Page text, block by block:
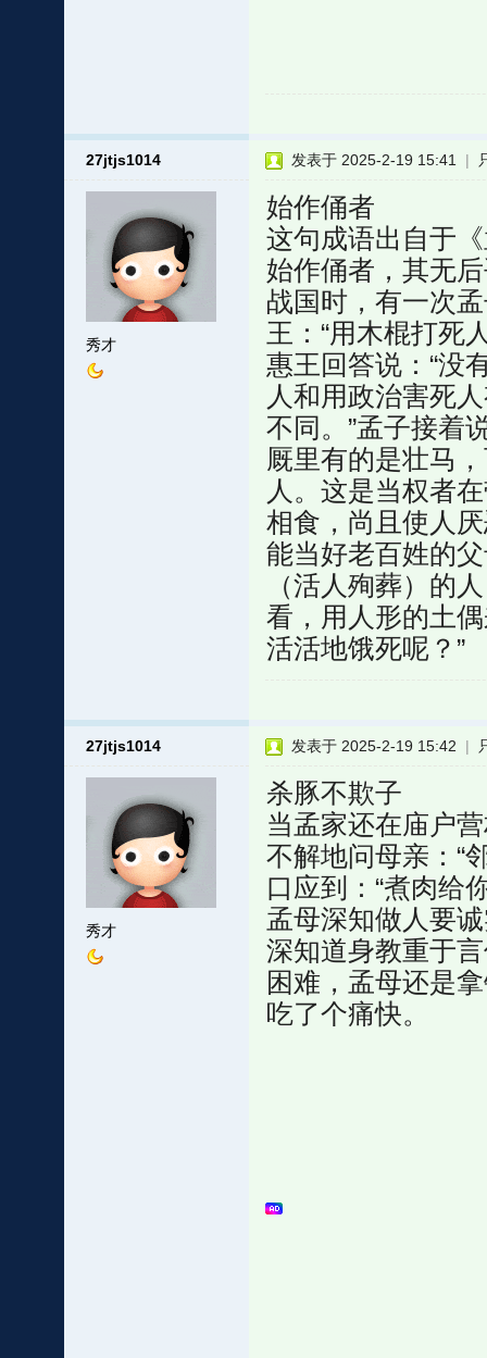
27jtjs1014
秀才
发表于 2025-2-19 15:41 |
始作俑者
这句成语出自于
始作俑者，其无
战国时，有一次
王：“用木棍打死
惠王回答说：“没
人和用政治害死
不同。”孟子接着
厩里有的是壮马
人。这是当权者
相食，尚且使人
能当好老百姓的
（活人殉葬）的
看，用人形的土
活活地饿死呢？”
27jtjs1014
秀才
发表于 2025-2-19 15:42 |
杀豚不欺子
当孟家还在庙户
不解地问母亲：“
口应到：“煮肉给
孟母深知做人要
深知道身教重于
困难，孟母还是
吃了个痛快。